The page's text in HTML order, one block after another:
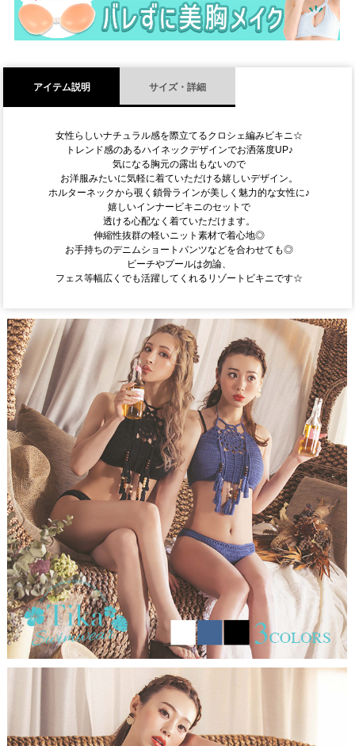
アイテム説明 サイズ・詳細
女性らしいナチュラル感を際立てるクロシェ編みビキニ☆
トレンド感のあるハイネックデザインでお洒落度UP♪
気になる胸元の露出もないので
お洋服みたいに気軽に着ていただける嬉しいデザイン。
ホルターネックから覗く鎖骨ラインが美しく魅力的な女性に♪
嬉しいインナービキニのセットで
透ける心配なく着ていただけます。
伸縮性抜群の軽いニット素材で着心地◎
お手持ちのデニムショートパンツなどを合わせても◎
ビーチやプールは勿論、
フェス等幅広くでも活躍してくれるリゾートビキニです☆